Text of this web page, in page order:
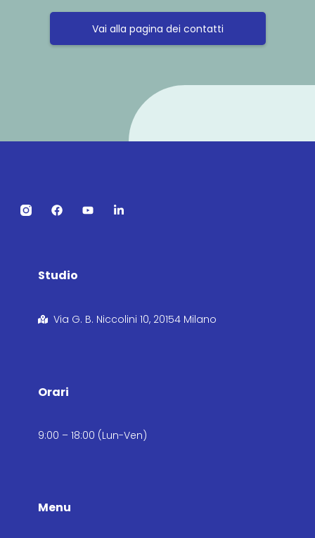
Vai alla pagina dei contatti
Studio
Via G. B. Niccolini 10, 20154 Milano
Orari
9:00 – 18:00 (Lun-Ven)
Menu